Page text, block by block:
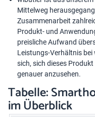
Mittelweg
Zusammenarbeit
Produkt- und
preisliche Aufwand
Leistungs-Verhältnis
sich, sich dieses
genauer anzusehen.
Tabelle:
im Überblick